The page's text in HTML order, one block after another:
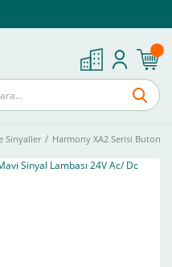
Sinyaller Harmony XA2 Serisi Buton